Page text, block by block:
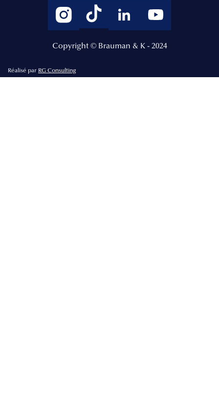
Copyright © Brauman & K - 2024
Réalisé par RG Consulting